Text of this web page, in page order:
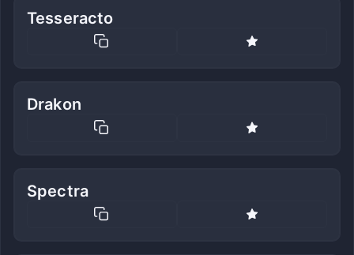
Tesseracto
Drakon
Spectra